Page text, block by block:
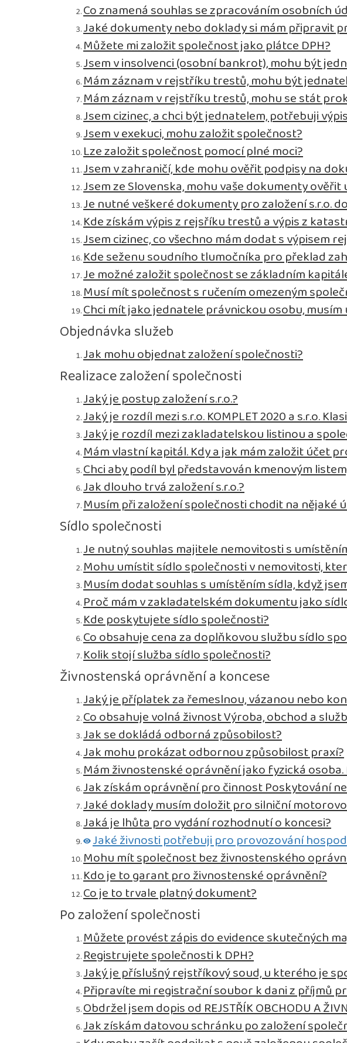
Co znamená souhlas se zpracováním osobních
Jaké dokumenty nebo doklady si mám připravit
Můžete mi založit společnost jako plátce DPH?
Jsem v insolvenci (osobní bankrot), mohu být
Mám záznam v rejstříku trestů, mohu být
Mám záznam v rejstříku trestů, mohu se stát
Jsem cizinec, a chci být jednatelem, potřebuji
Jsem v exekuci, mohu založit společnost?
Lze založit společnost pomocí plné moci?
Jsem v zahraničí, kde mohu ověřit podpisy na
Jsem ze Slovenska, mohu vaše dokumenty
Je nutné veškeré dokumenty pro založení s.r.o.
Kde získám výpis z rejsříku trestů a výpis z
Jsem cizinec, co všechno mám dodat s výpisem
Kde seženu soudního tlumočníka pro překlad
Je možné založit společnost se základním
Musí mít společnost s ručením omezeným
Chci mít jako jednatele právnickou osobu,
Objednávka služeb
Jak mohu objednat založení společnosti?
Realizace založení společnosti
Jaký je postup založení s.r.o.?
Jaký je rozdíl mezi s.r.o. KOMPLET 2020 a s.r.o.
Jaký je rozdíl mezi zakladatelskou listinou a
Mám vlastní kapitál. Kdy a jak mám založit účet
Chci aby podíl byl představován kmenovým
Jak dlouho trvá založení s.r.o.?
Musím při založení společnosti chodit na nějaké
Sídlo společnosti
Je nutný souhlas majitele nemovitosti s
Mohu umístit sídlo společnosti v nemovitosti,
Musím dodat souhlas s umístěním sídla, když
Proč mám v zakladatelském dokumentu jako
Kde poskytujete sídlo společnosti?
Co obsahuje cena za doplňkovou službu sídlo
Kolik stojí služba sídlo společnosti?
Živnostenská oprávnění a koncese
Jaký je příplatek za řemeslnou, vázanou nebo
Co obsahuje volná živnost Výroba, obchod a
Jak se dokládá odborná způsobilost?
Jak mohu prokázat odbornou způsobilost praxí?
Mám živnostenské oprávnění jako fyzická
Jak získám oprávnění pro činnost Poskytování
Jaké doklady musím doložit pro silniční
Jaká je lhůta pro vydání rozhodnutí o koncesi?
Jaké živnosti potřebuji pro provozování
Mohu mít společnost bez živnostenského
Kdo je to garant pro živnostenské oprávnění?
Co je to trvale platný dokument?
Po založení společnosti
Můžete provést zápis do evidence skutečných
Registrujete společnosti k DPH?
Jaký je příslušný rejstříkový soud, u kterého je
Připravíte mi registrační soubor k dani z příjmů
Obdržel jsem dopis od REJSTŘÍK OBCHODU A
Jak získám datovou schránku po založení